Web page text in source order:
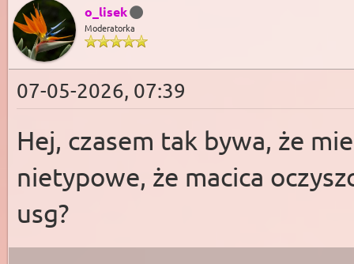
o_lisek
Moderatorka
07-05-2026, 07:39
Hej, czasem tak bywa, że
nietypowe, że macica
usg?